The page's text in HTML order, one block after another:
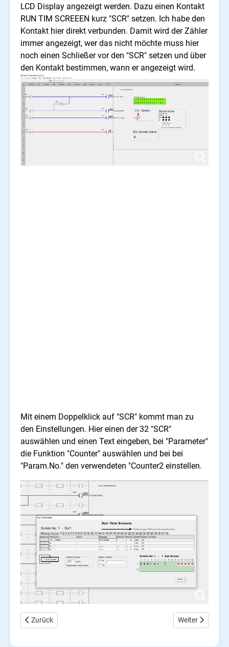
LCD Display angezeigt werden. Dazu einen Kontakt
RUN TIM SCREEEN kurz "SCR" setzen. Ich habe den
Kontakt hier direkt verbunden. Damit wird der Zähler
immer angezeigt, wer das nicht möchte muss hier
noch einen Schließer vor den "SCR" setzen und über
den Kontakt bestimmen, wann er angezeigt wird.
Mit einem Doppelklick auf "SCR" kommt man zu
den Einstellungen. Hier einen der 32 "SCR"
auswählen und einen Text eingeben, bei "Parameter"
die Funktion "Counter" auswählen und bei bei
"Param.No." den verwendeten "Counter2 einstellen.
Vorheriger Beitrag: GEMO PLC timer, start, reset, gate und
Zurück Nächster
Weiter